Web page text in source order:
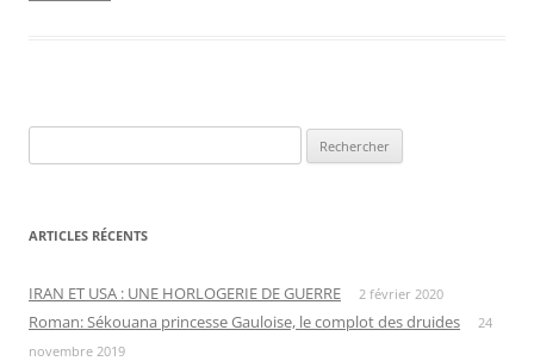
ARTICLES RÉCENTS
IRAN ET USA : UNE HORLOGERIE DE GUERRE 2 février 2020
Roman: Sékouana princesse Gauloise, le complot des druides
24
novembre 2019